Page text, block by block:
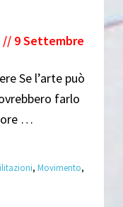
9 Settembre
Se l’arte può
farlo
ore …
, Movimento,